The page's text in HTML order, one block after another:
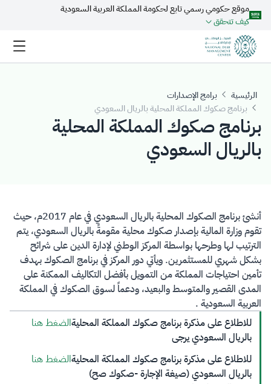
تخطي إلى المحتوى الرئيسي
موقع حكومي رسمي تابع لحكومة المملكة العربية السعودية
كيف تتحقق
الرئيسية
برامج الإصدارات
برنامج صكوك المملكة المحلية بالريال السعودي
برنامج صكوك المملكة المحلية
بالريال السعودي
​​​​أنشئ برنامج الصكوك المحلية بالريال السعودي في عام 2017م، حيث
تقوم وزارة المالية بإصدار صكوك محلية مقومةً بالريال السعودي، يتم
الترتيب لها وطرحها بواسطة المركز الوطني لإدارة الدين على شرائح
بشكل شهري للمستثمرين. ويأتي دور المركز في برنامج الصكوك بهدف
تأمين احتياجات المملكة من التمويل بأفضل التكاليف الممكنة على
المدى القصير والمتوسط والبعيد، ودعماً لسوق الصكوك في المملكة
العربية السعودية ​.
للاطلاع على مذكرة برنامج صكوك المملكة المحلية
بالريال السعودي​ يرجى
الضغط هنا
للاطلاع على مذكرة برنامج صكوك المملكة المحلية
بالريال السعودي (صيغة الإجارة -صكوك صح)​
الضغط هنا